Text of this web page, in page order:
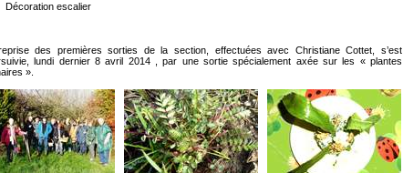
Décoration escalier
des premières sorties de la section, effectuées avec Christiane Cottet, s’est
lundi dernier 8 avril 2014 , par une sortie spécialement axée sur les « plantes
».